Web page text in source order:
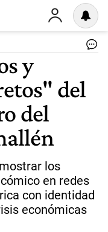
y
del
del
los
en redes
con identidad
económicas